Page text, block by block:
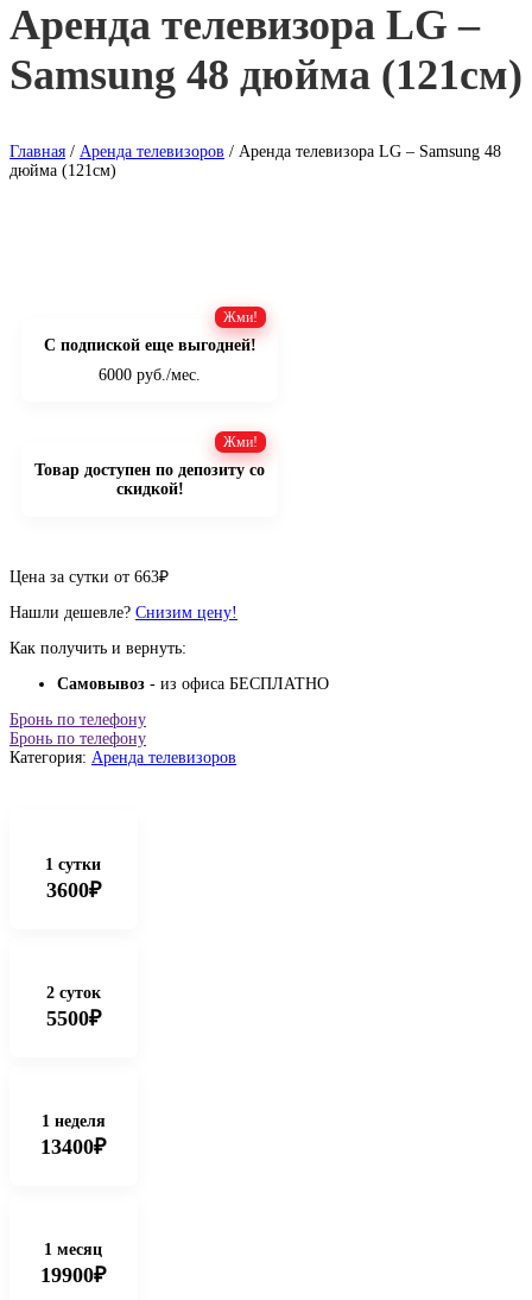
Аренда телевизора LG –
Samsung 48 дюйма (121см)
Главная / Аренда телевизоров / Аренда телевизора LG – Samsung 48
дюйма (121см)
С подпиской еще выгодней!
6000 руб./мес.
Товар доступен по депозиту со
скидкой!
Цена за сутки от 663₽
Нашли дешевле? Снизим цену!
Как получить и вернуть:
Самовывоз - из офиса БЕСПЛАТНО
Бронь по телефону
Бронь по телефону
Категория: Аренда телевизоров
1 сутки
3600₽
2 суток
5500₽
1 неделя
13400₽
1 месяц
19900₽